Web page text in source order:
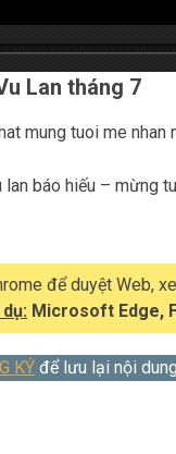
hd2160
hd2160
hd1440
highres
hd1080
hd720
large
medium
small
tiny
Lan tháng 7
báo hiếu – mừng
để duyệt Web,
Microsoft Edge,
KÝ để lưu lại nội